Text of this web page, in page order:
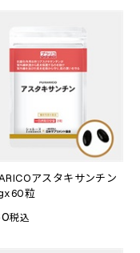
アスタキサンチン
粒
税込